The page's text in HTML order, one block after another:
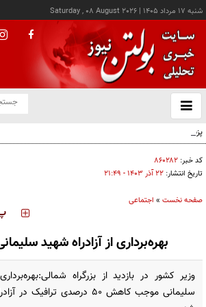
شنبه ۱۷ مرداد ۱۴۰۵ |
Saturday , 08 August 2026
باز
و
پزشکیان: خدمت بی‌منت و مشارکت مردمی، پایه حل مشکلات
کد خبر: ۸۶۰۲۸۲
تاریخ انتشار: ۲۲ آذر ۱۴۰۳ - ۲۱:۴۹
صفحه نخست » اجتماعی
بهره‌برداری از آزادراه شهید
وزیر کشور در بازدید از بزرگراه
سلیمانی موجب کاهش ۵۰ درصدی